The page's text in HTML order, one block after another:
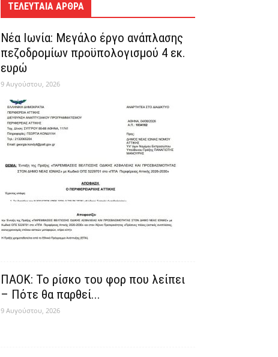
ΤΕΛΕΥΤΑΊΑ ΆΡΘΡΑ
Νέα Ιωνία: Μεγάλο έργο ανάπλασης
πεζοδρομίων προϋπολογισμού 4 εκ.
ευρώ
9 Αυγούστου, 2026
ΠΑΟΚ: Το ρίσκο του φορ που λείπει
– Πότε θα παρθεί...
9 Αυγούστου, 2026